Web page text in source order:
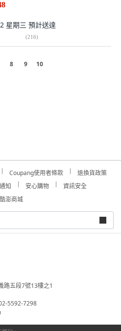
星期三 預計送達
(216)
8 9 10
Coupang使用者條款
退換貨政策
知 安心購物
資訊安全
澎商城
路五段7號13樓之1
5592-7298